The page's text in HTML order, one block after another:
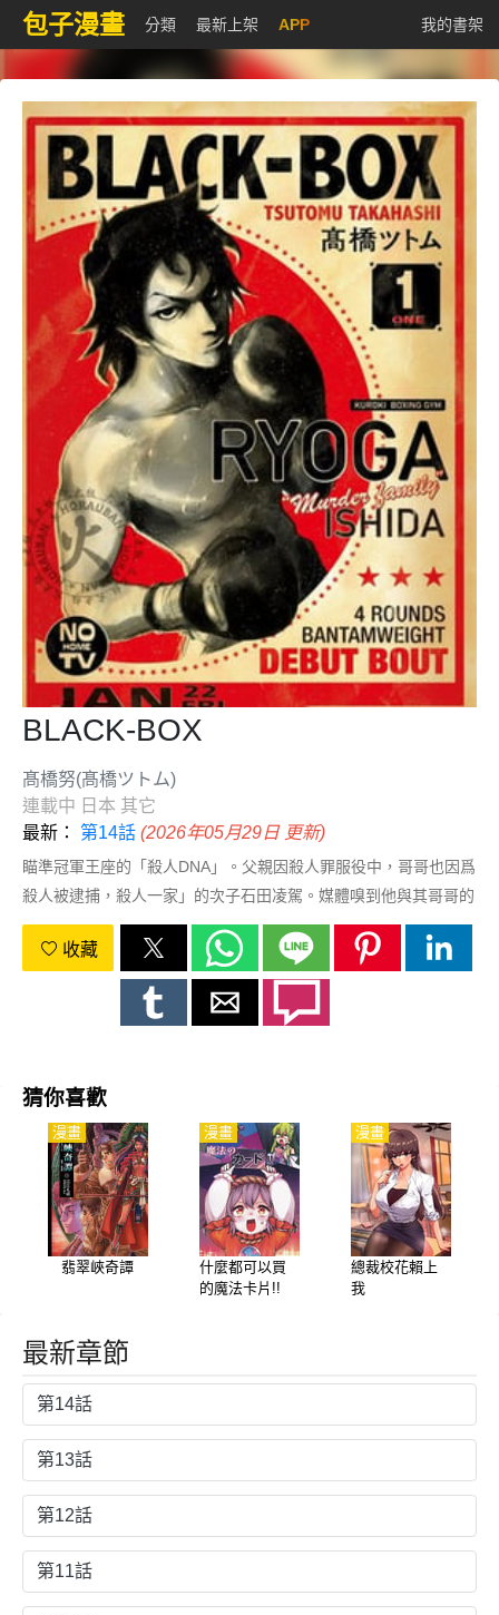
包子漫畫 分類 最新上架 APP 我的書架
BLACK-BOX
髙橋努(髙橋ツトム)
連載中 日本 其它
最新： 第14話 (2026年05月29日 更新)
瞄準冠軍王座的「殺人DNA」。父親因殺人罪服役中，哥哥也因爲
殺人被逮捕，殺人一家」的次子石田凌駕。媒體嗅到他與其哥哥的
案子也有關，在他周圍騷動。他相信着自己天生的拳鬥能力與父親
從獄中送出的信，邁出成爲職業選手的第一步——目標只有成爲冠
收藏
猜你喜歡
翡翠峽奇譚
漫畫
什麼都可以買
的魔法卡片!!
漫畫
總裁校花賴上
我
漫畫
最新章節
第14話
第13話
第12話
第11話